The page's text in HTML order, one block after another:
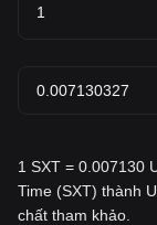
1 SXT = 0.007130
Time (SXT) thành
chất tham khảo.